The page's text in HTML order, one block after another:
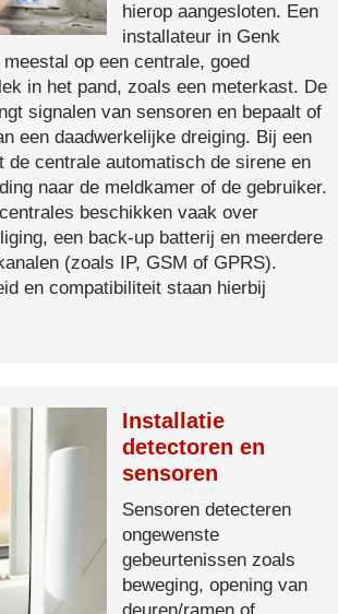
hierop aangesloten. Een
installateur in Genk
op een centrale, goed
in het pand, zoals een meterkast. De
signalen van sensoren en bepaalt of
een daadwerkelijke dreiging. Bij een
de centrale automatisch de sirene en
naar de meldkamer of de gebruiker.
beschikken vaak over
een back-up batterij en meerdere
(zoals IP, GSM of GPRS).
en compatibiliteit staan hierbij
Installatie
detectoren en
sensoren
Sensoren detecteren
ongewenste
gebeurtenissen zoals
beweging, opening van